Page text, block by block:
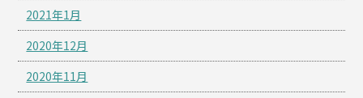
2021年1月
2020年12月
2020年11月